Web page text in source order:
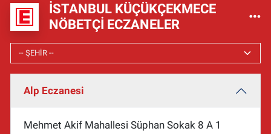
İSTANBUL KÜÇÜKÇEKMECE
NÖBETÇI ECZANELER
Alp Eczanesi
Mehmet Akif Mahallesi Süphan Sokak 8 A 1